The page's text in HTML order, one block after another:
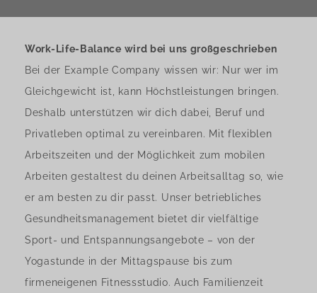
Work-Life-Balance wird bei uns großgeschrieben
Bei der Example Company wissen wir: Nur wer im
Gleichgewicht ist, kann Höchstleistungen bringen.
Deshalb unterstützen wir dich dabei, Beruf und
Privatleben optimal zu vereinbaren. Mit flexiblen
Arbeitszeiten und der Möglichkeit zum mobilen
Arbeiten gestaltest du deinen Arbeitsalltag so, wie
er am besten zu dir passt. Unser betriebliches
Gesundheitsmanagement bietet dir vielfältige
Sport- und Entspannungsangebote – von der
Yogastunde in der Mittagspause bis zum
firmeneigenen Fitnessstudio. Auch Familienzeit